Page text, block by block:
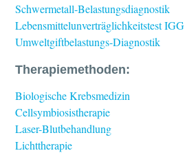
Schwermetall-Belastungsdiagnostik
Lebensmittelunverträglichkeitstest IGG
Umweltgiftbelastungs-Diagnostik
Therapiemethoden:
Biologische Krebsmedizin
Cellsymbiosistherapie
Laser-Blutbehandlung
Lichttherapie